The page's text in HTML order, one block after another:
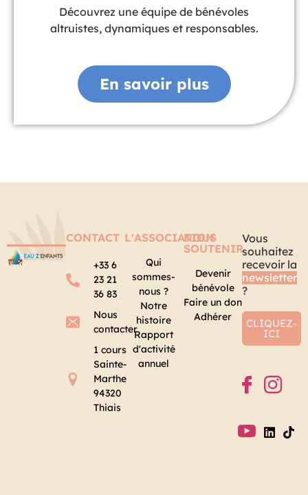
Découvrez une équipe de bénévoles
altruistes, dynamiques et responsables.
En savoir plus
CONTACT
+33 6
23 21
36 83
Nous
contacter
1 cours
Sainte-
Marthe
94320
Thiais
L'ASSOCIATION
Qui
sommes-
nous ?
Notre
histoire
Rapport
d'activité
annuel
NOUS
SOUTENIR
Devenir
bénévole
Faire un don
Adhérer
Vous
souhaitez
recevoir la
newsletter
?
CLIQUEZ-
ICI